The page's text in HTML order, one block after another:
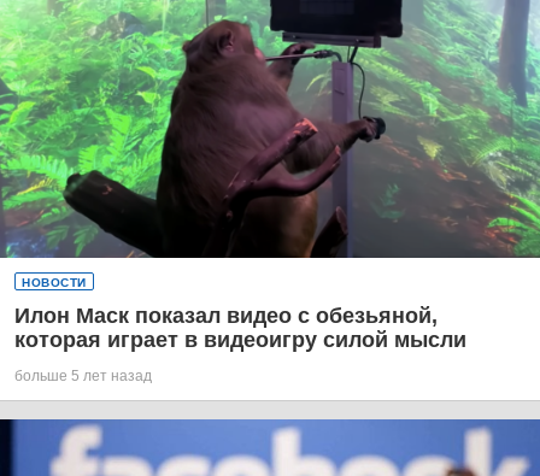
НОВОСТИ
Илон Маск показал видео с обезьяной,
которая играет в видеоигру силой мысли
больше 5 лет назад